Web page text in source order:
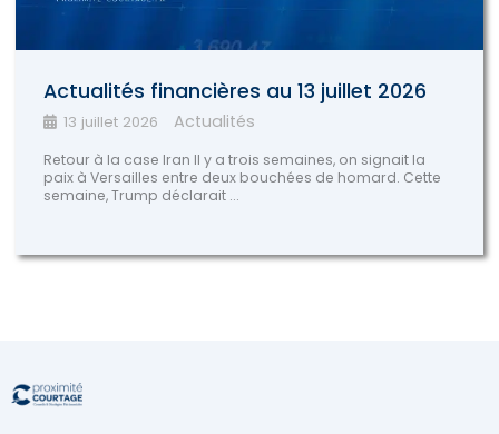
Actualités financières au 13 juillet 2026
13 juillet 2026 Actualités
Retour à la case Iran Il y a trois semaines, on signait la
paix à Versailles entre deux bouchées de homard. Cette
semaine, Trump déclarait ...